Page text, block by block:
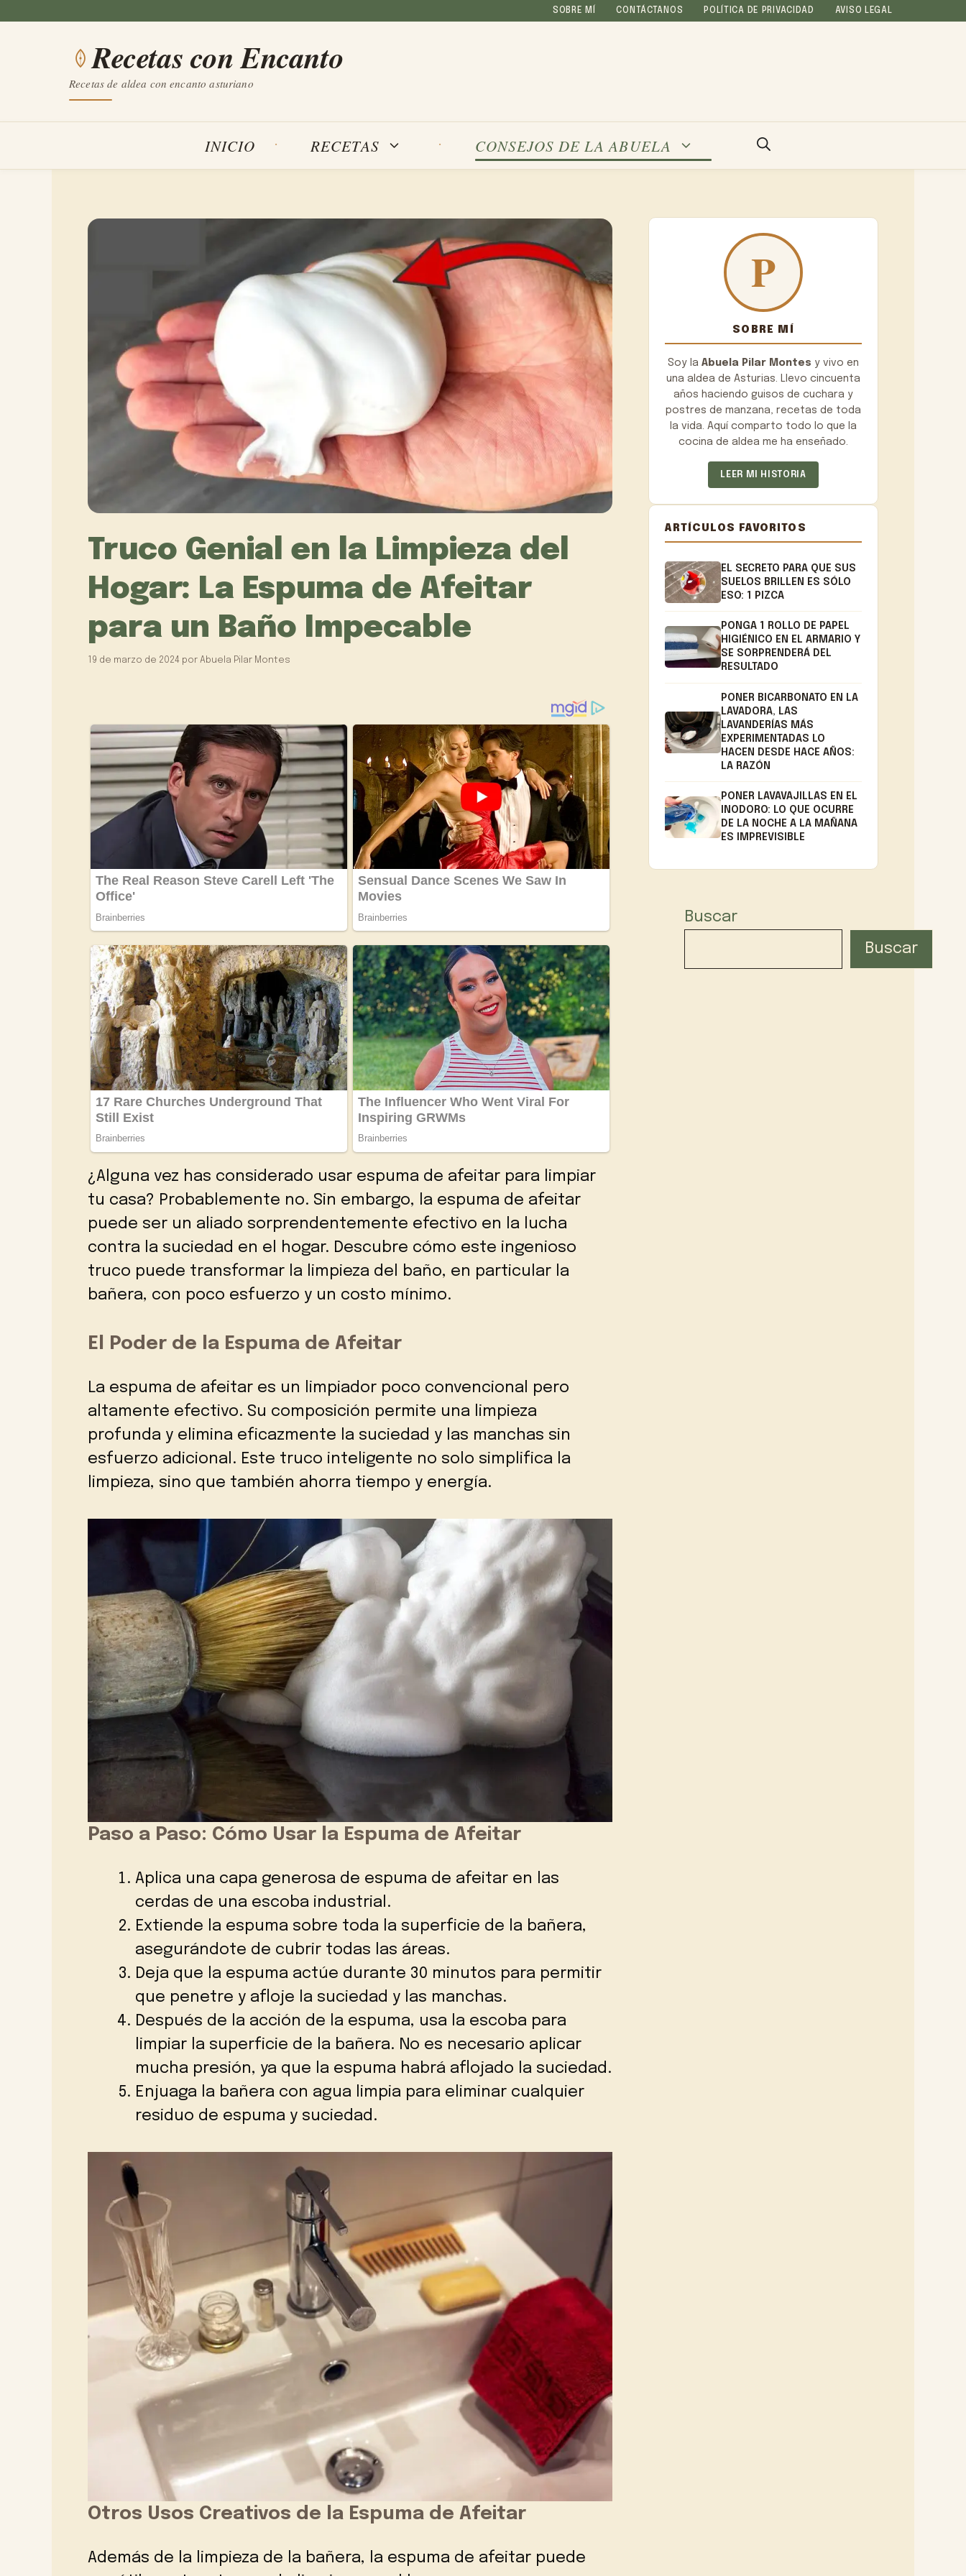
contenido
SOBRE MÍ CONTÁCTANOS POLÍTICA DE PRIVACIDAD AVISO LEGAL
Recetas con Encanto
Recetas de aldea con encanto asturiano
INICIO RECETAS CONSEJOS DE LA ABUELA
Truco Genial en la Limpieza del
Hogar: La Espuma de Afeitar
para un Baño Impecable
19 de marzo de 2024 por Abuela Pilar Montes
¿Alguna vez has considerado usar espuma de afeitar para limpiar
tu casa? Probablemente no. Sin embargo, la espuma de afeitar
puede ser un aliado sorprendentemente efectivo en la lucha
contra la suciedad en el hogar. Descubre cómo este ingenioso
truco puede transformar la limpieza del baño, en particular la
bañera, con poco esfuerzo y un costo mínimo.
El Poder de la Espuma de Afeitar
La espuma de afeitar es un limpiador poco convencional pero
altamente efectivo. Su composición permite una limpieza
profunda y elimina eficazmente la suciedad y las manchas sin
esfuerzo adicional. Este truco inteligente no solo simplifica la
limpieza, sino que también ahorra tiempo y energía.
Paso a Paso: Cómo Usar la Espuma de Afeitar
Aplica una capa generosa de espuma de afeitar en las
cerdas de una escoba industrial.
Extiende la espuma sobre toda la superficie de la bañera,
asegurándote de cubrir todas las áreas.
Deja que la espuma actúe durante 30 minutos para permitir
que penetre y afloje la suciedad y las manchas.
Después de la acción de la espuma, usa la escoba para
limpiar la superficie de la bañera. No es necesario aplicar
mucha presión, ya que la espuma habrá aflojado la suciedad.
Enjuaga la bañera con agua limpia para eliminar cualquier
residuo de espuma y suciedad.
Otros Usos Creativos de la Espuma de Afeitar
Además de la limpieza de la bañera, la espuma de afeitar puede
SOBRE MÍ
Soy la Abuela Pilar Montes y vivo en
una aldea de Asturias. Llevo cincuenta
años haciendo guisos de cuchara y
postres de manzana, recetas de toda
la vida. Aquí comparto todo lo que la
cocina de aldea me ha enseñado.
LEER MI HISTORIA
ARTÍCULOS FAVORITOS
EL SECRETO PARA QUE SUS
SUELOS BRILLEN ES SÓLO
ESO: 1 PIZCA
PONGA 1 ROLLO DE PAPEL
HIGIÉNICO EN EL ARMARIO Y
SE SORPRENDERÁ DEL
RESULTADO
PONER BICARBONATO EN LA
LAVADORA, LAS
LAVANDERÍAS MÁS
EXPERIMENTADAS LO
HACEN DESDE HACE AÑOS:
LA RAZÓN
PONER LAVAVAJILLAS EN EL
INODORO: LO QUE OCURRE
DE LA NOCHE A LA MAÑANA
ES IMPREVISIBLE
Buscar
Buscar